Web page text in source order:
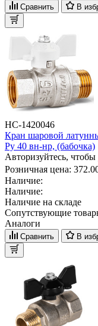
Сравнить В
НС-1420046
Кран шаровой
Ру 40 вн-нр, (бабочка)
Авторизуйтесь,
Розничная цена:
Наличие:
Наличие:
Наличие на складе
Сопутствующие
Аналоги
Сравнить В